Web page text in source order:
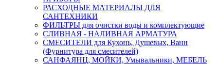
РАСХОДНЫЕ МАТЕРИАЛЫ ДЛЯ
САНТЕХНИКИ
ФИЛЬТРЫ для очистки воды и комплектующие
СЛИВНАЯ - НАЛИВНАЯ АРМАТУРА
СМЕСИТЕЛИ для Кухонь, Душевых, Ванн
(Фурнитура для смесителей)
САНФАЯНЦ, МОЙКИ, Умывальники, МЕБЕЛЬ